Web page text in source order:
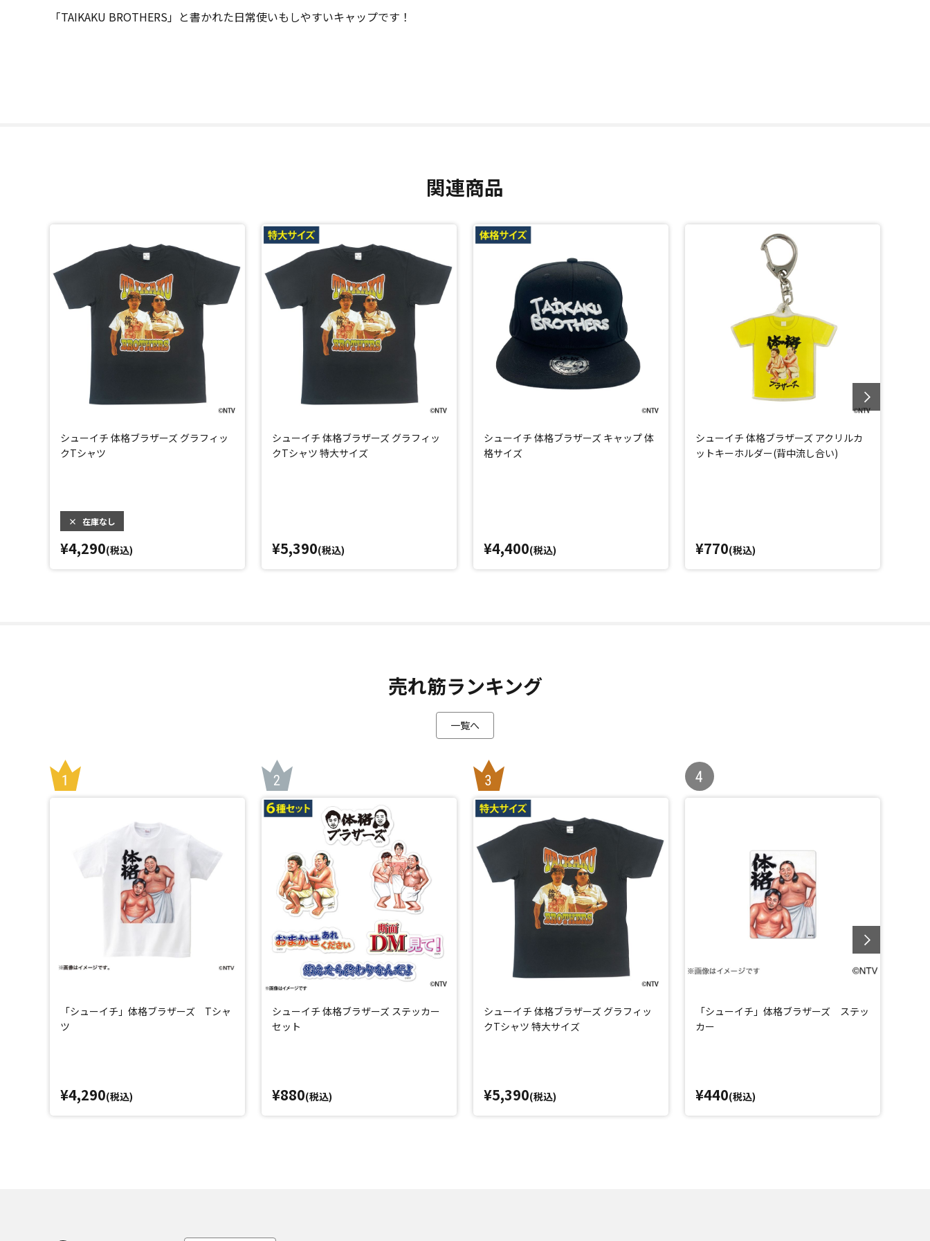
「TAIKAKU BROTHERS」と書かれた日常使いもしやすいキャップです！
関連商品
シューイチ 体格ブラザーズ グラフィッ
クTシャツ
× 在庫なし
¥4,290(税込)
シューイチ 体格ブラザーズ グラフィッ
クTシャツ 特大サイズ
¥5,390(税込)
シューイチ 体格ブラザーズ キャップ 体
格サイズ
¥4,400(税込)
シューイチ 体格ブラザーズ アクリルカ
ットキーホルダー(背中流し合い)
¥770(税込)
売れ筋ランキング
一覧へ
「シューイチ」体格ブラザーズ Tシャ
ツ
¥4,290(税込)
シューイチ 体格ブラザーズ ステッカー
セット
¥880(税込)
シューイチ 体格ブラザーズ グラフィッ
クTシャツ 特大サイズ
¥5,390(税込)
「シューイチ」体格ブラザーズ ステッ
カー
¥440(税込)